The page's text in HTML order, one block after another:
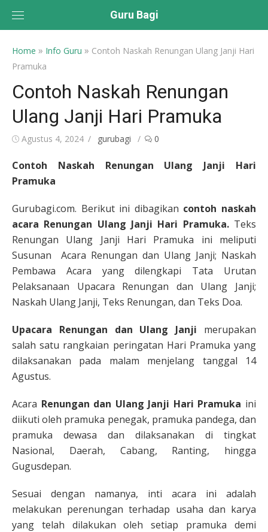
Guru Bagi
Home » Info Guru » Contoh Naskah Renungan Ulang Janji Hari
Pramuka
Contoh Naskah Renungan
Ulang Janji Hari Pramuka
Posted
Agustus 4, 2024 Author
gurubagi 0
Contoh Naskah Renungan Ulang Janji Hari
Pramuka
Gurubagi.com. Berikut ini dibagikan contoh naskah
acara Renungan Ulang Janji Hari Pramuka. Teks
Renungan Ulang Janji Hari Pramuka ini meliputi
Susunan Acara Renungan dan Ulang Janji; Naskah
Pembawa Acara yang dilengkapi Tata Urutan
Pelaksanaan Upacara Renungan dan Ulang Janji;
Naskah Ulang Janji, Teks Renungan, dan Teks Doa.
Upacara Renungan dan Ulang Janji merupakan
salah satu rangkaian peringatan Hari Pramuka yang
dilaksanakan pada malam menjelang tanggal 14
Agustus.
Acara Renungan dan Ulang Janji Hari Pramuka ini
diikuti oleh pramuka penegak, pramuka pandega, dan
pramuka dewasa dan dilaksanakan di tingkat
Nasional, Daerah, Cabang, Ranting, hingga
Gugusdepan.
Sesuai dengan namanya, inti acara ini adalah
melakukan perenungan terhadap usaha dan karya
yang telah dilakukan oleh setiap pramuka demi